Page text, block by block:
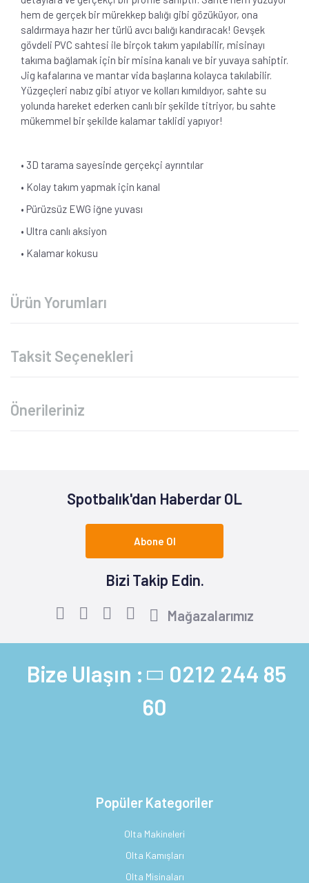
hem de gerçek bir mürekkep balığı gibi gözüküyor, ona
saldırmaya hazır her türlü avcı balığı kandıracak! Gevşek
gövdeli PVC sahtesi ile birçok takım yapılabilir, misinayı
takıma bağlamak için bir misina kanalı ve bir yuvaya sahiptir.
Jig kafalarına ve mantar vida başlarına kolayca takılabilir.
Yüzgeçleri nabız gibi atıyor ve kolları kımıldıyor, sahte su
yolunda hareket ederken canlı bir şekilde titriyor, bu sahte
mükemmel bir şekilde kalamar taklidi yapıyor!
• 3D tarama sayesinde gerçekçi ayrıntılar
• Kolay takım yapmak için kanal
• Pürüzsüz EWG iğne yuvası
• Ultra canlı aksiyon
• Kalamar kokusu
Ürün Yorumları
Taksit Seçenekleri
Önerileriniz
Spotbalık'dan Haberdar OL
Abone Ol
Bizi Takip Edin.
Mağazalarımız
Bize Ulaşın : 0212 244 85
60
Popüler Kategoriler
Olta Makineleri
Olta Kamışları
Olta Misinaları